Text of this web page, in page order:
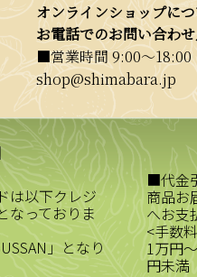
オンラインショップに
お電話でのお問い合わ
■営業時間 9:00〜
shop@shimabara.jp
は以下クレジ
なっておりま
」となり
■代金
商品お
へお支
<手数
1万円
円未